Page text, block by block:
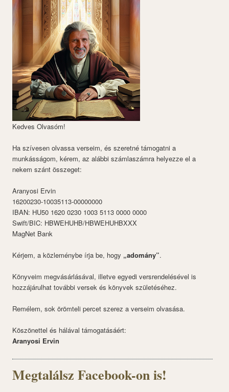
Kedves Olvasóm!
Ha szívesen olvassa verseim, és szeretné támogatni a
munkásságom, kérem, az alábbi számlaszámra helyezze el a
nekem szánt összeget:
Aranyosi Ervin
16200230-10035113-00000000
IBAN: HU50 1620 0230 1003 5113 0000 0000
Swift/BIC: HBWEHUHB/HBWEHUHBXXX
MagNet Bank
Kérjem, a közleménybe írja be, hogy „adomány”.
Könyveim megvásárlásával, illetve egyedi versrendelésével is
hozzájárulhat további versek és könyvek születéséhez.
Remélem, sok örömteli percet szerez a verseim olvasása.
Köszönettel és hálával támogatásáért:
Aranyosi Ervin
Megtalálsz Facebook-on is!